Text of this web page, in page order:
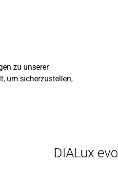
zu unserer
um sicherzustellen,
DIALux evo